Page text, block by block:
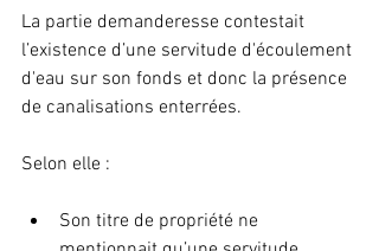
La partie demanderesse contestait
l’existence d’une servitude d'écoulement
d'eau sur son fonds et donc la présence
de canalisations enterrées.
Selon elle :
Son titre de propriété ne